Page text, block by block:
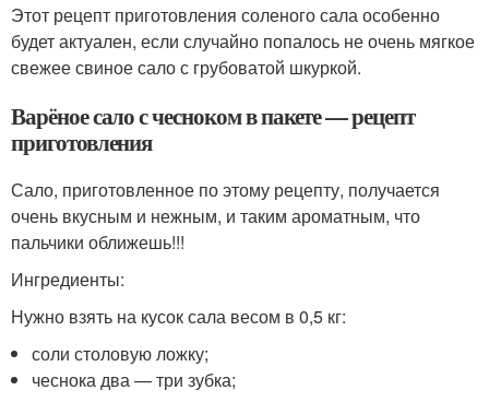
Этот рецепт приготовления соленого сала особенно
будет актуален, если случайно попалось не очень мягкое
свежее свиное сало с грубоватой шкуркой.
Варёное сало с чесноком в пакете — рецепт
приготовления
Сало, приготовленное по этому рецепту, получается
очень вкусным и нежным, и таким ароматным, что
пальчики оближешь!!!
Ингредиенты:
Нужно взять на кусок сала весом в 0,5 кг:
соли столовую ложку;
чеснока два — три зубка;